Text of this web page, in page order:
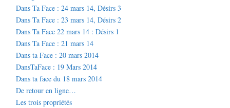
Dans Ta Face : 24 mars 14, Désirs 3
Dans Ta Face : 23 mars 14, Désirs 2
Dans Ta Face 22 mars 14 : Désirs 1
Dans Ta Face : 21 mars 14
Dans ta Face : 20 mars 2014
DansTaFace : 19 Mars 2014
Dans ta face du 18 mars 2014
De retour en ligne…
Les trois propriétés